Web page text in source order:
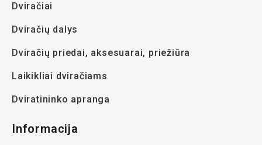
Dviračiai
Dviračių dalys
Dviračių priedai, aksesuarai, priežiūra
Laikikliai dviračiams
Dviratininko apranga
Informacija